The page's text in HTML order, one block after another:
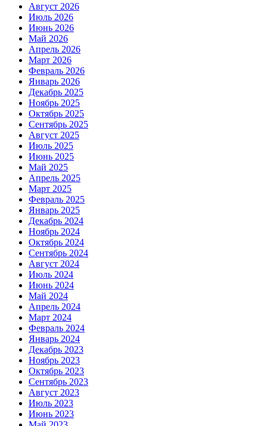
Август 2026
Июль 2026
Июнь 2026
Май 2026
Апрель 2026
Март 2026
Февраль 2026
Январь 2026
Декабрь 2025
Ноябрь 2025
Октябрь 2025
Сентябрь 2025
Август 2025
Июль 2025
Июнь 2025
Май 2025
Апрель 2025
Март 2025
Февраль 2025
Январь 2025
Декабрь 2024
Ноябрь 2024
Октябрь 2024
Сентябрь 2024
Август 2024
Июль 2024
Июнь 2024
Май 2024
Апрель 2024
Март 2024
Февраль 2024
Январь 2024
Декабрь 2023
Ноябрь 2023
Октябрь 2023
Сентябрь 2023
Август 2023
Июль 2023
Июнь 2023